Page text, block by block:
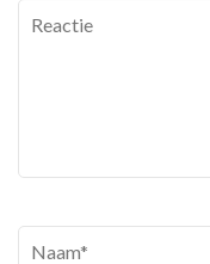
Reactie
Naam*